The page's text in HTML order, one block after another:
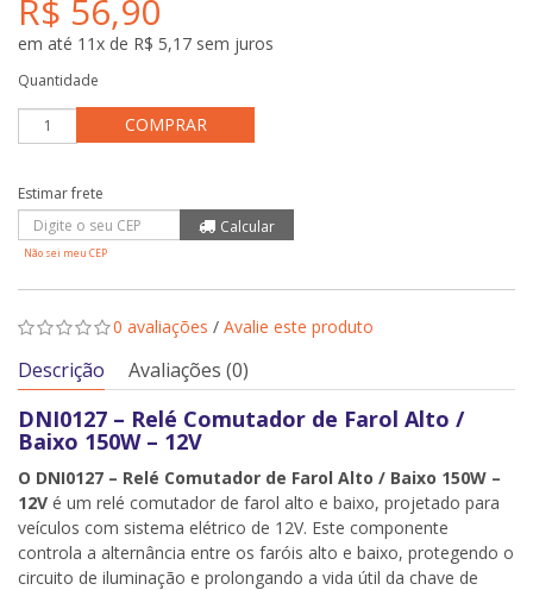
R$ 56,90
em até 11x de R$ 5,17 sem juros
Quantidade
COMPRAR
Não sei meu CEP
0 avaliações / Avalie este produto
Descrição Avaliações (0)
DNI0127 – Relé Comutador de Farol Alto /
Baixo 150W – 12V
O DNI0127 – Relé Comutador de Farol Alto / Baixo 150W –
12V é um relé comutador de farol alto e baixo, projetado para
veículos com sistema elétrico de 12V. Este componente
controla a alternância entre os faróis alto e baixo, protegendo o
circuito de iluminação e prolongando a vida útil da chave de